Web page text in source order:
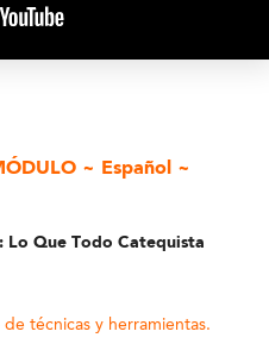
~ Español ~
Lo Que Todo Catequista
técnicas y herramientas.